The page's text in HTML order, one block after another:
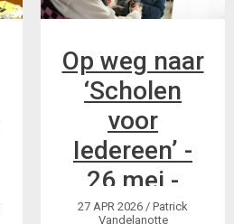
Op weg naar
‘Scholen
voor
Iedereen’ -
26 mei -
bruispunt
27 APR 2026 / Patrick
Vandelanotte